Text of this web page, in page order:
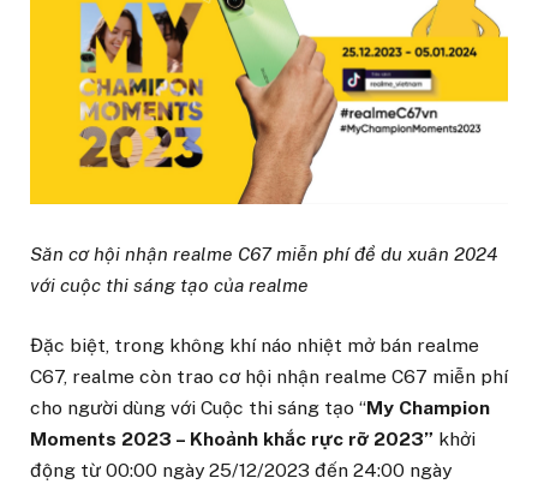
Săn cơ hội nhận realme C67 miễn phí để du xuân 2024
với cuộc thi sáng tạo của realme
Đặc biệt, trong không khí náo nhiệt mở bán realme
C67, realme còn trao cơ hội nhận realme C67 miễn phí
cho người dùng với Cuộc thi sáng tạo “My Champion
Moments 2023 – Khoảnh khắc rực rỡ 2023” khởi
động từ 00:00 ngày 25/12/2023 đến 24:00 ngày